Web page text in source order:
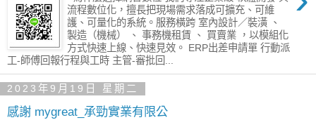
流程數位化，擅長把現場需求落成可擴充、可維
護、可量化的系統。服務橫跨 室內設計／裝潢 、
製造（機械） 、 事務機租賃 、 買賣業 ，以模組化
方式快速上線、快速見效。 ERP出差申請單 行動派
工-師傅回報行程與工時 主管-審批回...
2023年9月19日 星期二
感謝 mygreat_承勁實業有限公